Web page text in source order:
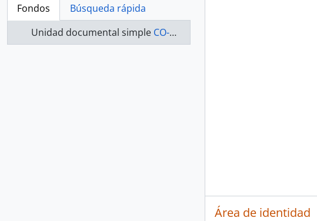
Fondos
Búsqueda rápida
Unidad documental simple CO-20-082 - Actas-1998-2000
Área de identidad